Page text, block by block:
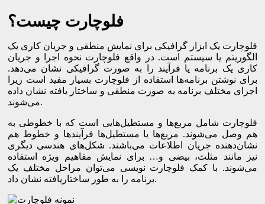
فلوچارت چیست؟
فلوچارت یک ابزار گرافیکی برای نمایش منطقی و جریان کاری یک
الگوریتم یا سیستم است. در واقع فلوچارت نحوه اجرا و جریان
کاری یک برنامه یا فرآیند را به صورت گرافیکی نشان می‌دهد.
برای نوشتن برنامه‌ها استفاده از فلوچارت بسیار مفید است زیرا
اجزای مختلف برنامه به صورت منطقی و ساختار یافته نشان داده
می‌شوند.
فلوچارت شامل مربع‌ها و مستطیل‌هایی است که با خطوطی به
هم وصل می‌شوند. مربع‌ها یا مستطیل‌ها فرآیند‌ها و خطوط هم
نشان‌دهنده جریان اطلاعات می‌باشند. شکل‌های هندسی دیگری
نیز مانند مثلث، بیضی و… برای نمایش مفاهیم ویژه استفاده
می‌شوند. با کمک فلوچارت نویسی می‌توان مراحل مختلف یک
برنامه را به طور ساختاریافته نشان داد.